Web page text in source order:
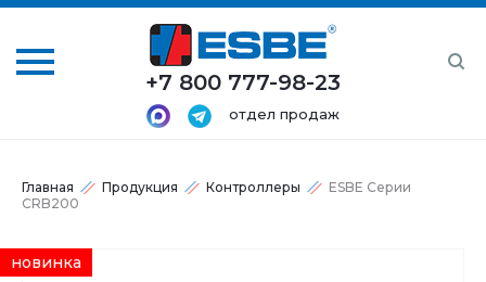
+7 800 777-98-23
отдел продаж
Главная Продукция Контроллеры
ESBE Серии
CRB200
новинка